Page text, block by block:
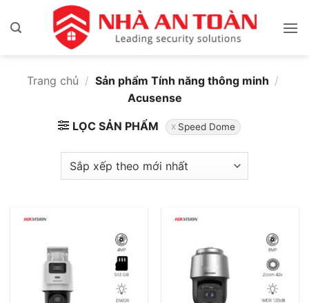
qua
Trang chủ / Sản phẩm Tính năng thông minh /
Acusense
LỌC SẢN PHẨM Speed Dome